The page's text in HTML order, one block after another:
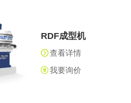
反击式破碎机
圆锥破碎机
挤压成型设备
RDF成型机
液压打包机
成套机组
封闭式破碎系统 废轮胎热解系统
分选分离设备
RDF成型机
查看详情
我要询价